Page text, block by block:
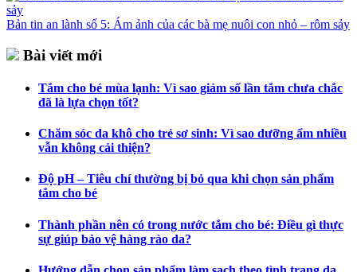
Bản tin an lành số 5: Ám ảnh của các bà mẹ nuôi con nhỏ – rôm sảy
Bài viết mới
Tắm cho bé mùa lạnh: Vì sao giảm số lần tắm chưa chắc
đã là lựa chọn tốt?
Chăm sóc da khô cho trẻ sơ sinh: Vì sao dưỡng ẩm nhiều
vẫn không cải thiện?
Độ pH – Tiêu chí thường bị bỏ qua khi chọn sản phẩm
tắm cho bé
Thành phần nên có trong nước tắm cho bé: Điều gì thực
sự giúp bảo vệ hàng rào da?